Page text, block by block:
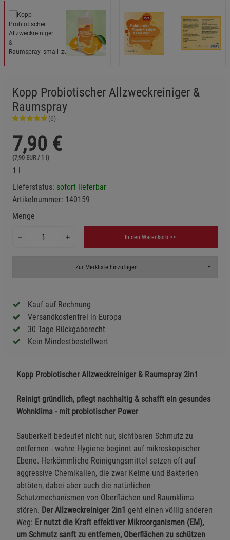
Kopp Probiotischer Allzweckreiniger &
Raumspray
(6)
7,90 €
(7,90 EUR / 1 l)
1 l
Lieferstatus: sofort lieferbar
Artikelnummer: 140159
Menge
In den Warenkorb >>
Zur Merkliste hinzufügen Toggle
Kauf auf Rechnung
Versandkostenfrei in Europa
30 Tage Rückgaberecht
Kein Mindestbestellwert
Kopp Probiotischer Allzweckreiniger & Raumspray 2in1
Reinigt gründlich, pflegt nachhaltig & schafft ein gesundes
Wohnklima - mit probiotischer Power
Sauberkeit bedeutet nicht nur, sichtbaren Schmutz zu
entfernen - wahre Hygiene beginnt auf mikroskopischer
Ebene. Herkömmliche Reinigungsmittel setzen oft auf
aggressive Chemikalien, die zwar Keime und Bakterien
abtöten, dabei aber auch die natürlichen
Schutzmechanismen von Oberflächen und Raumklima
stören. Der Allzweckreiniger 2in1 geht einen völlig anderen
Weg: Er nutzt die Kraft effektiver Mikroorganismen (EM),
um Schmutz sanft zu entfernen, Oberflächen zu schützen